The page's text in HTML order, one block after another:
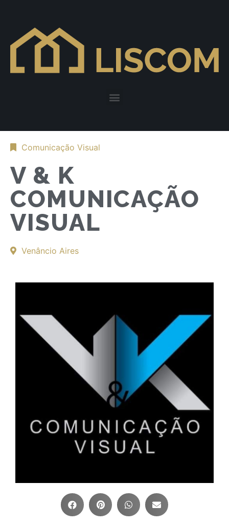
Comunicação Visual
V & K
COMUNICAÇÃO
VISUAL
Venâncio Aires